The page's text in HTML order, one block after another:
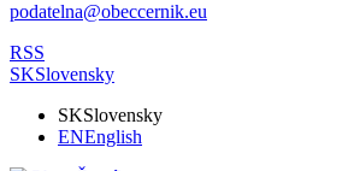
podatelna@obeccernik.eu
RSS
SKSlovensky
SKSlovensky
ENEnglish